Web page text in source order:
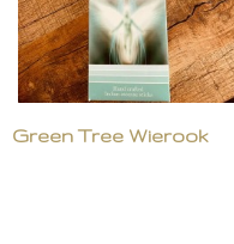
Green Tree Wierook